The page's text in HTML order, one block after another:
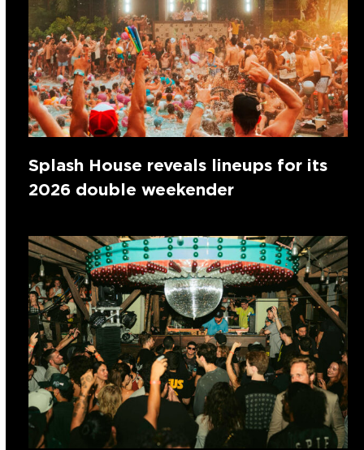
Splash House reveals lineups for its
2026 double weekender